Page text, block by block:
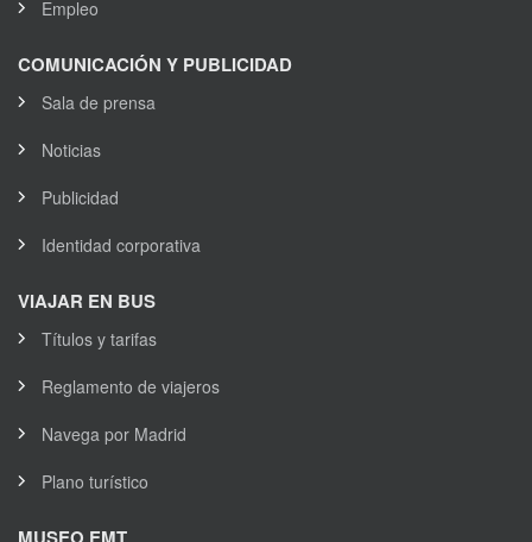
Empleo
COMUNICACIÓN Y PUBLICIDAD
Sala de prensa
Noticias
Publicidad
Identidad corporativa
VIAJAR EN BUS
Títulos y tarifas
Reglamento de viajeros
Navega por Madrid
Plano turístico